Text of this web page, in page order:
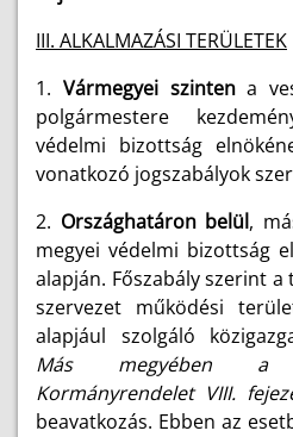
III. ALKALMAZÁSI TERÜLETEK
1. Vármegyei szintena
polgármestere
védelmi bizottság
vonatkozó jogszabályok
2. Országhatáron belül,
megyei védelmi bizottság
alapján. Főszabály szerint
szervezet működési
alapjául szolgáló
Más megyében a
Kormányrendelet VIII.
beavatkozás. Ebben az